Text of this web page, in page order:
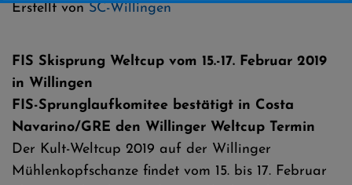
Erstellt vonSC-Willingen
FIS Skisprung Weltcup vom 15.-17. Februar 2019
in Willingen
FIS-Sprunglaufkomitee bestätigt in Costa
Navarino/GRE den Willinger Weltcup Termin
Der Kult-Weltcup 2019 auf der Willinger
Mühlenkopfschanze findet vom 15. bis 17. Februar